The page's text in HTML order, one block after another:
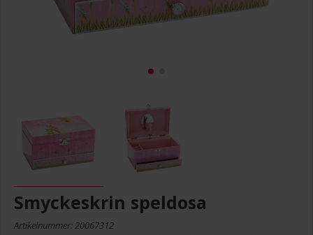
Smyckeskrin speldosa
Artikelnummer: 20067312